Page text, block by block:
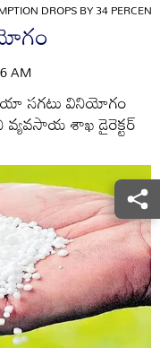
DROPS BY 34
AM
సగటు వినియోగం
వ్యవసాయ శాఖ డైరెక్టర్‌